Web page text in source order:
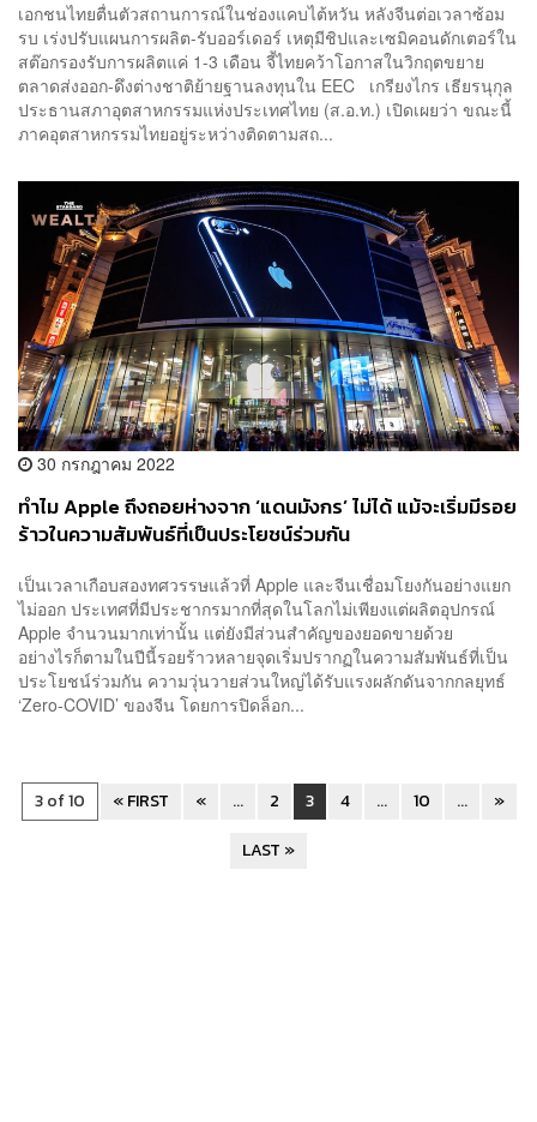
เอกชนไทยตื่นตัวสถานการณ์ในช่องแคบไต้หวัน หลังจีนต่อเวลาซ้อม
รบ เร่งปรับแผนการผลิต-รับออร์เดอร์ เหตุมีชิปและเซมิคอนดักเตอร์ใน
สต๊อกรองรับการผลิตแค่ 1-3 เดือน จี้ไทยคว้าโอกาสในวิกฤตขยาย
ตลาดส่งออก-ดึงต่างชาติย้ายฐานลงทุนใน EEC เกรียงไกร เธียรนุกุล
ประธานสภาอุตสาหกรรมแห่งประเทศไทย (ส.อ.ท.) เปิดเผยว่า ขณะนี้
ภาคอุตสาหกรรมไทยอยู่ระหว่างติดตามสถ...
30 กรกฎาคม 2022
ทำไม Apple ถึงถอยห่างจาก ‘แดนมังกร’ ไม่ได้ แม้จะเริ่มมีรอย
ร้าวในความสัมพันธ์ที่เป็นประโยชน์ร่วมกัน
เป็นเวลาเกือบสองทศวรรษแล้วที่ Apple และจีนเชื่อมโยงกันอย่างแยก
ไม่ออก ประเทศที่มีประชากรมากที่สุดในโลกไม่เพียงแต่ผลิตอุปกรณ์
Apple จำนวนมากเท่านั้น แต่ยังมีส่วนสำคัญของยอดขายด้วย
อย่างไรก็ตามในปีนี้รอยร้าวหลายจุดเริ่มปรากฏในความสัมพันธ์ที่เป็น
ประโยชน์ร่วมกัน ความวุ่นวายส่วนใหญ่ได้รับแรงผลักดันจากกลยุทธ์
‘Zero-COVID’ ของจีน โดยการปิดล็อก...
3 of 10 « FIRST « ... 2 3 4 ... 10 ...
»
LAST »